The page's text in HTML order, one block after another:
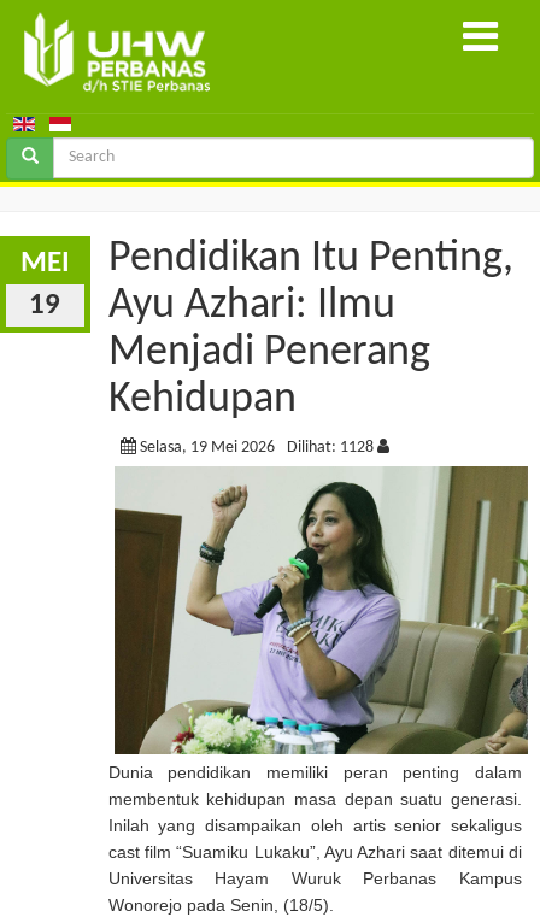
MEI
19
Pendidikan Itu Penting,
Ayu Azhari: Ilmu
Menjadi Penerang
Kehidupan
Selasa, 19 Mei 2026 Dilihat: 1128
Dunia pendidikan memiliki peran penting dalam
membentuk kehidupan masa depan suatu generasi.
Inilah yang disampaikan oleh artis senior sekaligus
cast film “Suamiku Lukaku”, Ayu Azhari saat ditemui di
Universitas Hayam Wuruk Perbanas Kampus
Wonorejo pada Senin, (18/5).